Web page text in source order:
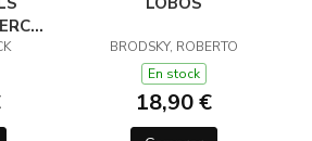
BRODSKY, ROBERTO
En stock
18,90 €